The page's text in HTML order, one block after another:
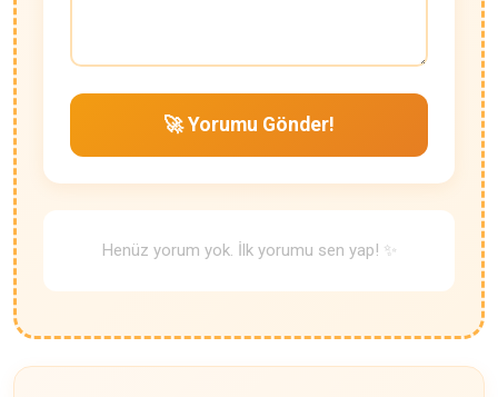
🚀 Yorumu Gönder!
Henüz yorum yok. İlk yorumu sen yap! ✨